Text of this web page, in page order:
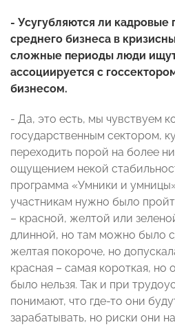
- Усугубляются ли
среднего бизнеса в
сложные периоды люди ищут
ассоциируется с
бизнесом.
- Да, это есть, мы чувствуем
государственным сектором,
переходить порой на более
ощущением некой
программа «Умники и
участникам нужно было
– красной, желтой или
длинной, но там можно было
желтая покороче, но
красная – самая короткая,
было нельзя. Так и при
понимают, что где-то они
зарабатывать, но риски они